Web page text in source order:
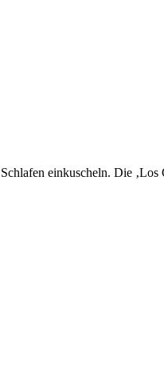
einkuscheln. Die ‚Los